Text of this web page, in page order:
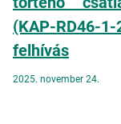
(KAP-
felhívás
2025. november 24.